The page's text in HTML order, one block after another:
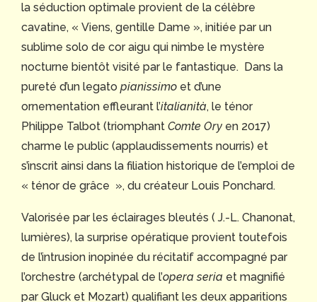
la séduction optimale provient de la célèbre
cavatine, « Viens, gentille Dame », initiée par un
sublime solo de cor aigu qui nimbe le mystère
nocturne bientôt visité par le fantastique. Dans la
pureté d’un legato pianissimo et d’une
ornementation effleurant l’italianità, le ténor
Philippe Talbot (triomphant Comte Ory en 2017)
charme le public (applaudissements nourris) et
s’inscrit ainsi dans la filiation historique de l’emploi de
« ténor de grâce », du créateur Louis Ponchard.
Valorisée par les éclairages bleutés ( J.-L. Chanonat,
lumières), la surprise opératique provient toutefois
de l’intrusion inopinée du récitatif accompagné par
l’orchestre (archétypal de l’opera seria et magnifié
par Gluck et Mozart) qualifiant les deux apparitions